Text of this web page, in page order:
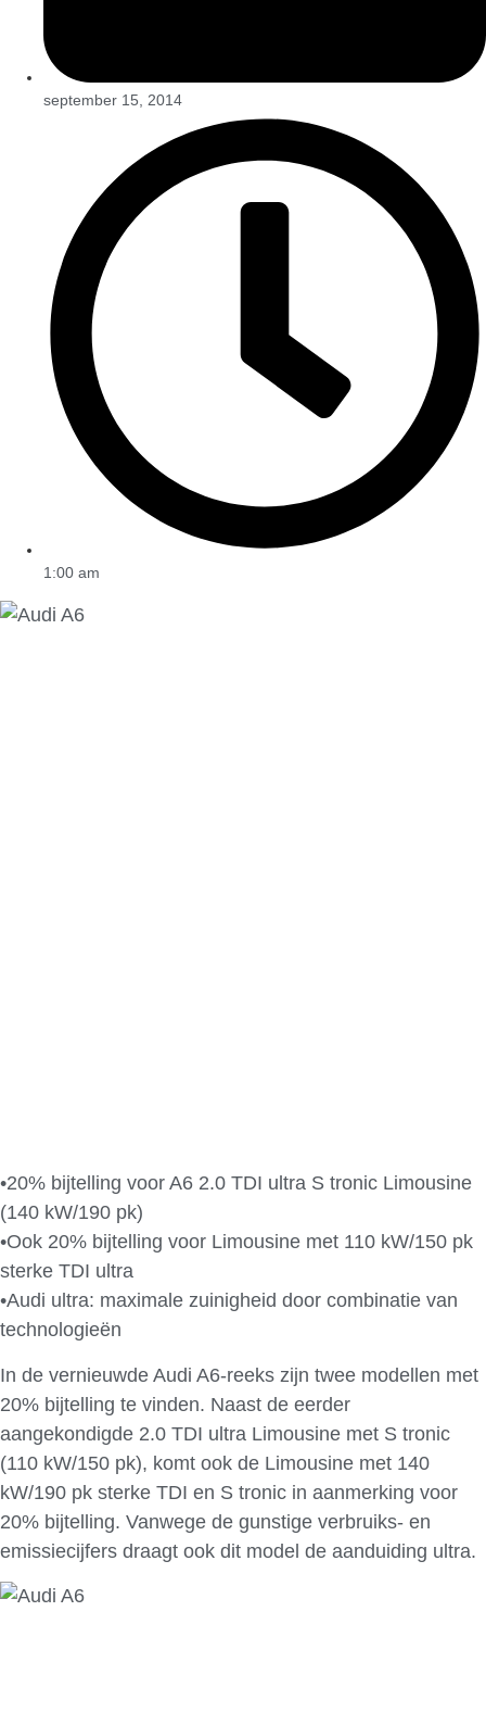
september 15, 2014
1:00 am
•20% bijtelling voor A6 2.0 TDI ultra S tronic Limousine
(140 kW/190 pk)
•Ook 20% bijtelling voor Limousine met 110 kW/150 pk
sterke TDI ultra
•Audi ultra: maximale zuinigheid door combinatie van
technologieën
In de vernieuwde Audi A6-reeks zijn twee modellen met
20% bijtelling te vinden. Naast de eerder
aangekondigde 2.0 TDI ultra Limousine met S tronic
(110 kW/150 pk), komt ook de Limousine met 140
kW/190 pk sterke TDI en S tronic in aanmerking voor
20% bijtelling. Vanwege de gunstige verbruiks- en
emissiecijfers draagt ook dit model de aanduiding ultra.